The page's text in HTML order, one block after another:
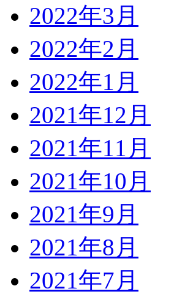
2022年3月
2022年2月
2022年1月
2021年12月
2021年11月
2021年10月
2021年9月
2021年8月
2021年7月